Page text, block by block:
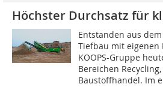
Höchster Durchsatz für
Entstanden aus
Tiefbau mit ­eigenen
KOOPS-Gruppe
Bereichen
Baustoffhandel. Im